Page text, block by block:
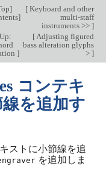
]
]
[Keyboard and other
multi-staff
instruments >> ]
]
[Adjusting figured
bass alteration glyphs
> ]
コンテキ
を追加す
ストに小節線を追
を追加しま